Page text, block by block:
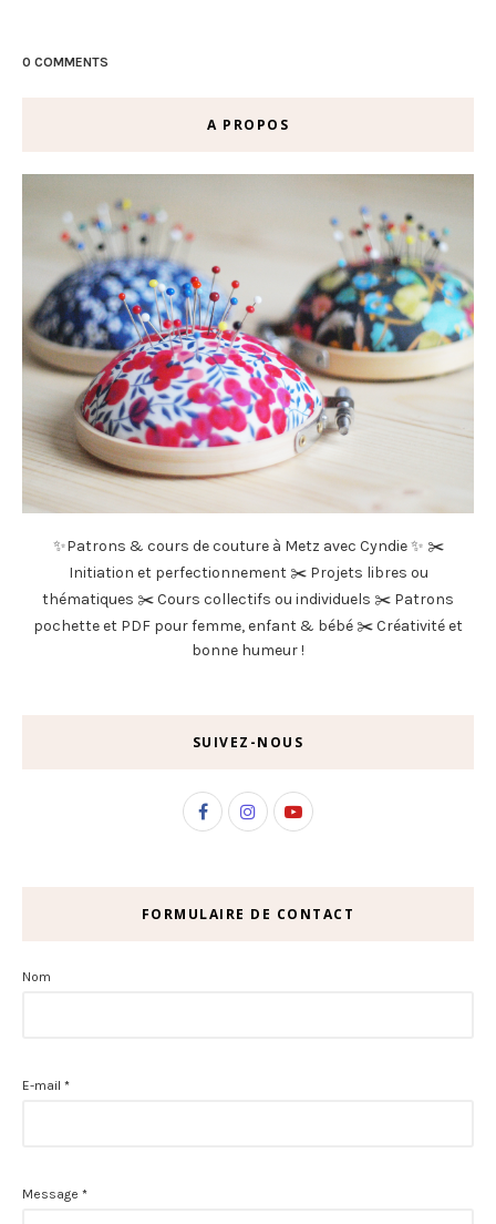
0 COMMENTS
A PROPOS
✨Patrons & cours de couture à Metz avec Cyndie ✨ ✂️
Initiation et perfectionnement ✂️ Projets libres ou
thématiques ✂️ Cours collectifs ou individuels ✂️ Patrons
pochette et PDF pour femme, enfant & bébé ✂️ Créativité et
bonne humeur !
SUIVEZ-NOUS
FORMULAIRE DE CONTACT
Nom
E-mail *
Message *